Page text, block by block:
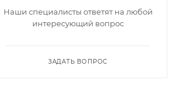
Наши специалисты ответят на любой
интересующий вопрос
ЗАДАТЬ ВОПРОС